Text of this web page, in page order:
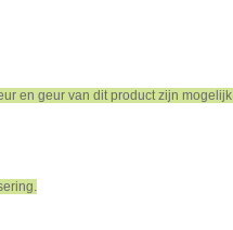
en geur van dit product zijn mogelijk.